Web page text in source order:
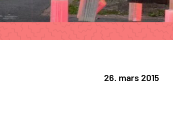
26. mars 2015